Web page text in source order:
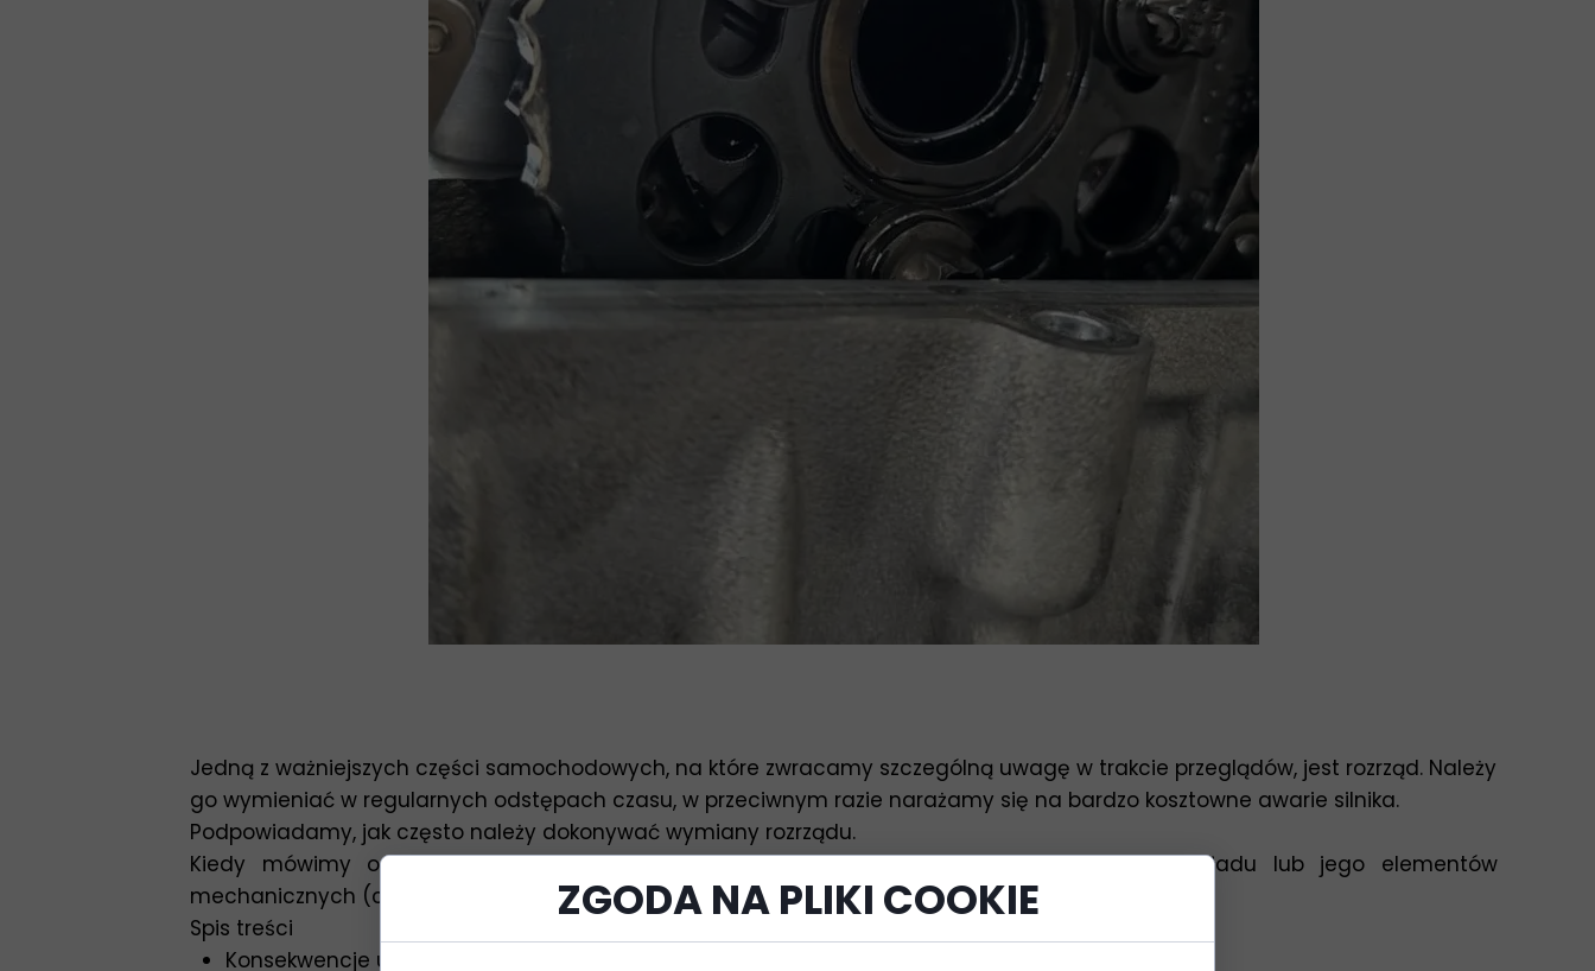
Jedną z ważniejszych części samochodowych, na które zwracamy szczególną uwagę w trakcie przeglądów, jest rozrząd. Należy
go wymieniać w regularnych odstępach czasu, w przeciwnym razie narażamy się na bardzo kosztowne awarie silnika.
Podpowiadamy, jak często należy dokonywać wymiany rozrządu.
Kiedy mówimy o wymianie rozrządu, nie mamy oczywiście na myśli wymiany całego układu lub jego elementów
mechanicznych (choć w wypadku awarii może zajść taka potrzeba), ale wyłącznie samego paska.
Spis treści
Konsekwencje uszkodzenia łańcucha i paska rozrządu
ZGODA NA PLIKI COOKIE